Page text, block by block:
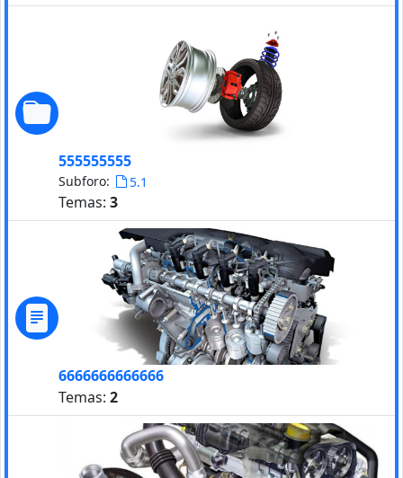
555555555
Subforo: 5.1
Temas: 3
6666666666666
Temas: 2